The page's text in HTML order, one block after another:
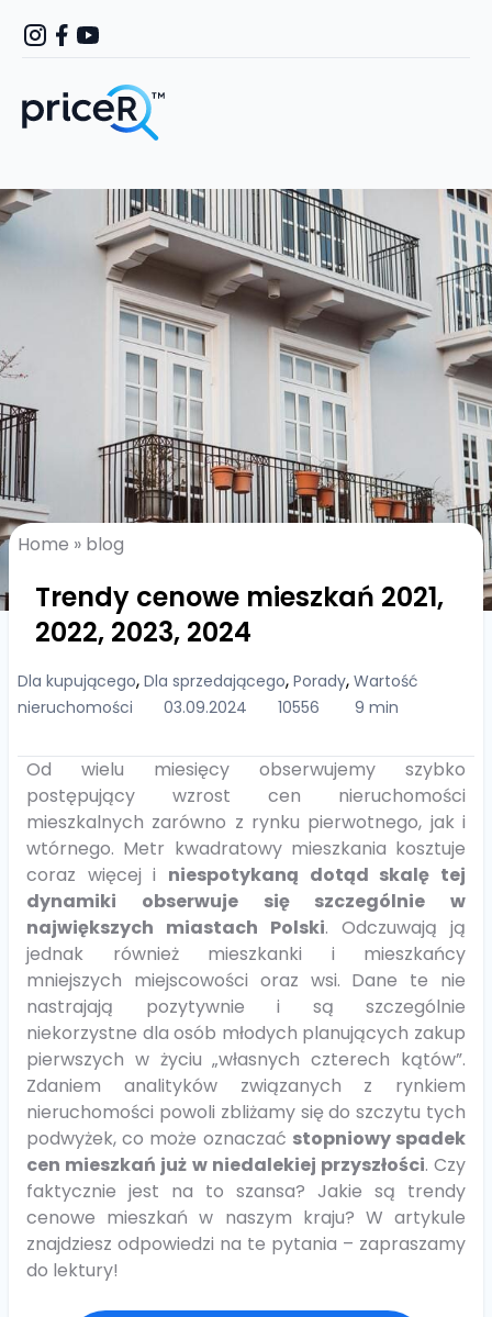
Home » blog
Trendy cenowe mieszkań 2021,
2022, 2023, 2024
Dla kupującego, Dla sprzedającego, Porady, Wartość
nieruchomości
03.09.2024 10556 9 min
Od wielu miesięcy obserwujemy szybko
postępujący wzrost cen nieruchomości
mieszkalnych zarówno z rynku pierwotnego, jak i
wtórnego. Metr kwadratowy mieszkania kosztuje
coraz więcej i niespotykaną dotąd skalę tej
dynamiki obserwuje się szczególnie w
największych miastach Polski. Odczuwają ją
jednak również mieszkanki i mieszkańcy
mniejszych miejscowości oraz wsi. Dane te nie
nastrajają pozytywnie i są szczególnie
niekorzystne dla osób młodych planujących zakup
pierwszych w życiu „własnych czterech kątów”.
Zdaniem analityków związanych z rynkiem
nieruchomości powoli zbliżamy się do szczytu tych
podwyżek, co może oznaczać stopniowy spadek
cen mieszkań już w niedalekiej przyszłości. Czy
faktycznie jest na to szansa? Jakie są trendy
cenowe mieszkań w naszym kraju? W artykule
znajdziesz odpowiedzi na te pytania – zapraszamy
do lektury!